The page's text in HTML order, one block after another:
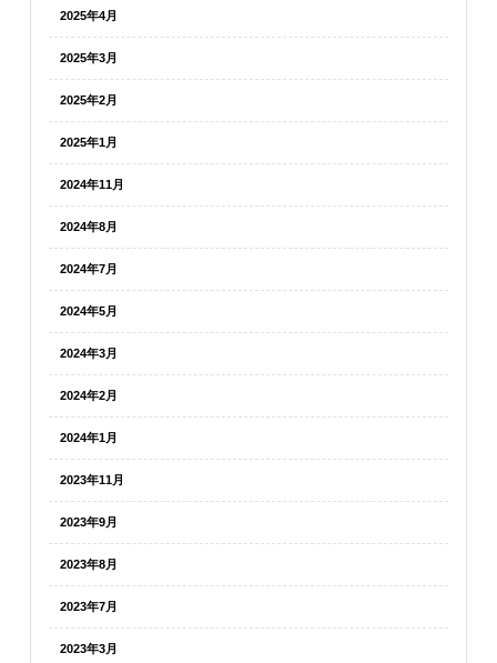
2025年4月
2025年3月
2025年2月
2025年1月
2024年11月
2024年8月
2024年7月
2024年5月
2024年3月
2024年2月
2024年1月
2023年11月
2023年9月
2023年8月
2023年7月
2023年3月